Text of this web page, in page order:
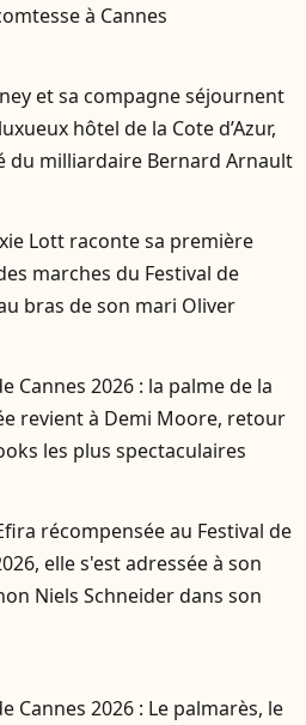
à Cannes
et sa compagne séjournent
hôtel de la Cote d’Azur,
du milliardaire Bernard Arnault
Lott raconte sa première
marches du Festival de
bras de son mari Oliver
Cannes 2026 : la palme de la
revient à Demi Moore, retour
les plus spectaculaires
récompensée au Festival de
elle s'est adressée à son
Niels Schneider dans son
Cannes 2026 : Le palmarès, le